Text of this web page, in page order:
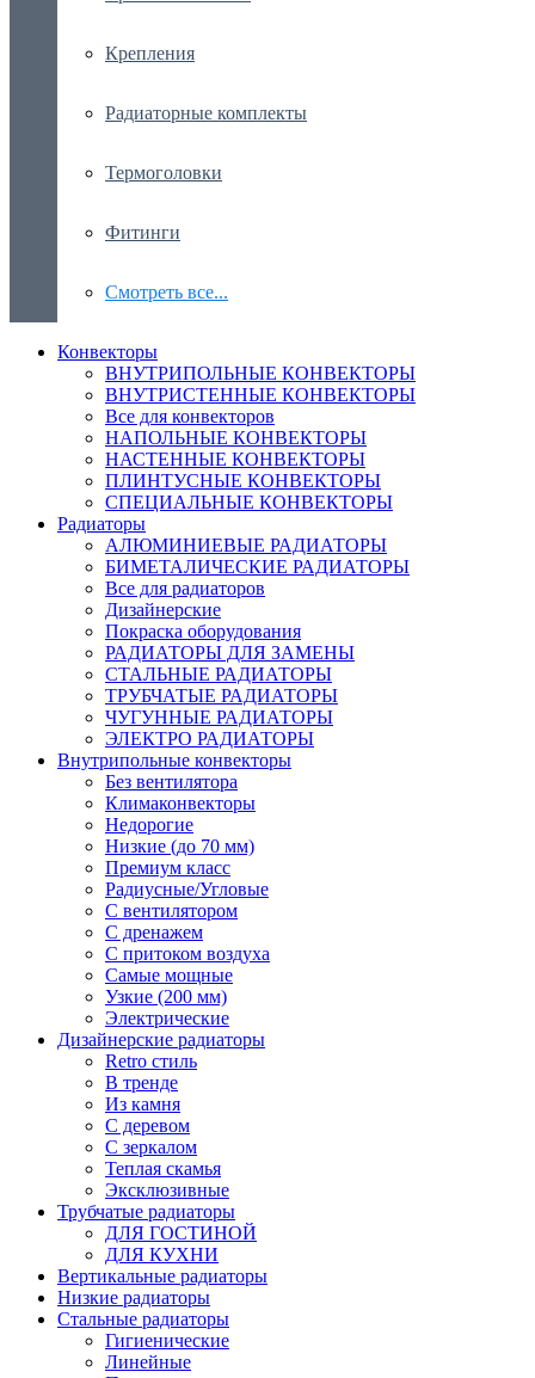
Крепления
Радиаторные комплекты
Термоголовки
Фитинги
Смотреть все...
Конвекторы
ВНУТРИПОЛЬНЫЕ КОНВЕКТОРЫ
ВНУТРИСТЕННЫЕ КОНВЕКТОРЫ
Все для конвекторов
НАПОЛЬНЫЕ КОНВЕКТОРЫ
НАСТЕННЫЕ КОНВЕКТОРЫ
ПЛИНТУСНЫЕ КОНВЕКТОРЫ
СПЕЦИАЛЬНЫЕ КОНВЕКТОРЫ
Радиаторы
АЛЮМИНИЕВЫЕ РАДИАТОРЫ
БИМЕТАЛИЧЕСКИЕ РАДИАТОРЫ
Все для радиаторов
Дизайнерские
Покраска оборудования
РАДИАТОРЫ ДЛЯ ЗАМЕНЫ
СТАЛЬНЫЕ РАДИАТОРЫ
ТРУБЧАТЫЕ РАДИАТОРЫ
ЧУГУННЫЕ РАДИАТОРЫ
ЭЛЕКТРО РАДИАТОРЫ
Внутрипольные конвекторы
Без вентилятора
Климаконвекторы
Недорогие
Низкие (до 70 мм)
Премиум класс
Радиусные/Угловые
С вентилятором
С дренажем
С притоком воздуха
Самые мощные
Узкие (200 мм)
Электрические
Дизайнерские радиаторы
Retro стиль
В тренде
Из камня
С деревом
С зеркалом
Теплая скамья
Эксклюзивные
Трубчатые радиаторы
ДЛЯ ГОСТИНОЙ
ДЛЯ КУХНИ
Вертикальные радиаторы
Низкие радиаторы
Стальные радиаторы
Гигиенические
Линейные